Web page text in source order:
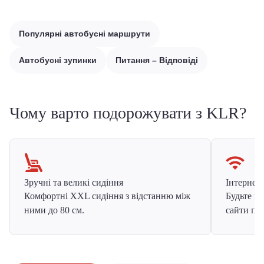
Популярні автобусні маршрути
Автобусні зупинки Питання – Відповіді
Чому варто подорожувати з KLR?
Зручні та великі сидіння
Комфортні XXL сидіння з відстанню між
ними до 80 см.
Інтернет
Будьте
сайти